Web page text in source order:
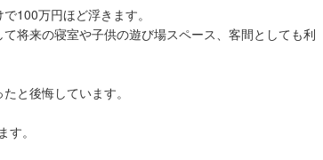
100万円ほど浮きます。
将来の寝室や子供の遊び場スペース、客間としても利
と後悔しています。
。